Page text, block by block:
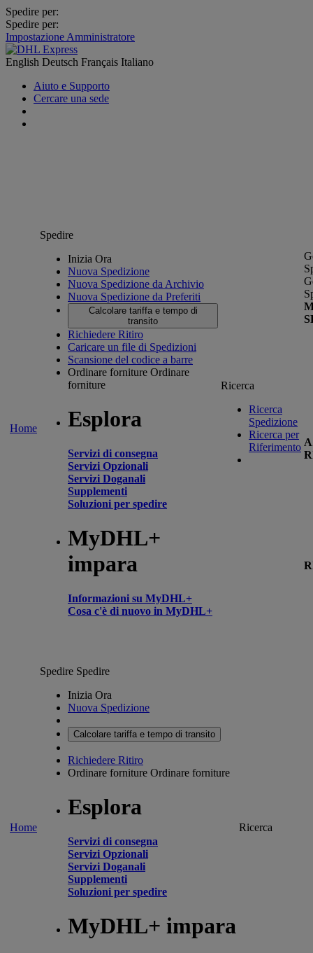
Spedire per:
Spedire per:
Impostazione Amministratore
English Deutsch Français Italiano
Aiuto e Supporto
Cercare una sede
Home
Spedire
Inizia Ora
Nuova Spedizione
Nuova Spedizione da Archivio
Nuova Spedizione da Preferiti
Calcolare tariffa e tempo di
transito
Richiedere Ritiro
Caricare un file di Spedizioni
Scansione del codice a barre
Ordinare forniture Ordinare
forniture
Esplora
Servizi di consegna
Servizi Opzionali
Servizi Doganali
Supplementi
Soluzioni per spedire
MyDHL+
impara
Informazioni su MyDHL+
Cosa c'è di nuovo in MyDHL+
Ricerca
Ricerca
Spedizione
Ricerca per
Riferimento
Home
Spedire Spedire
Inizia Ora
Nuova Spedizione
Calcolare tariffa e tempo di transito
Richiedere Ritiro
Ordinare forniture Ordinare forniture
Esplora
Servizi di consegna
Servizi Opzionali
Servizi Doganali
Supplementi
Soluzioni per spedire
MyDHL+ impara
Ricerca